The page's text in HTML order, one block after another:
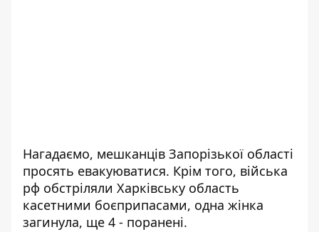
Нагадаємо, мешканців Запорізької області
просять евакуюватися. Крім того, війська
рф обстріляли Харківську область
касетними боєприпасами, одна жінка
загинула, ще 4 - поранені.